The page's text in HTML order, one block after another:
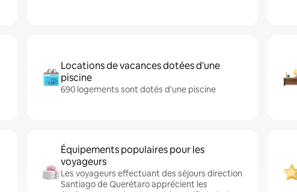
Locations de vacances dotées d'une
piscine
690 logements sont dotés d'une piscine
Équipements populaires pour les
voyageurs
Les voyageurs effectuant des séjours direction
Santiago de Querétaro apprécient les